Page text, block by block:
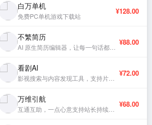
白万单机
免费PC单机游戏下载站
¥128.00
不繁简历 ¥88.00
看剧AI ¥72.00
万维引航 ¥68.00